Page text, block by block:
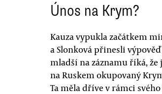
Únos na Krym?
Kauza vypukla začátkem
a Slonková přinesli
mladší na záznamu říká,
na Ruskem okupovaný
Ta měla dříve v rámci